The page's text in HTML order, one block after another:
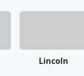
Lincoln